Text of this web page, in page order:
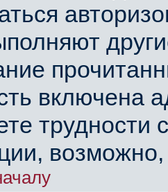
включена
трудности